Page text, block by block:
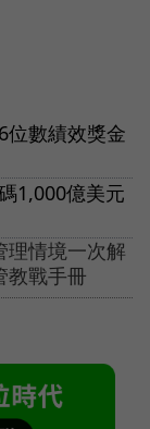
位數績效獎金
1,000億美元
理情境一次解
教戰手冊